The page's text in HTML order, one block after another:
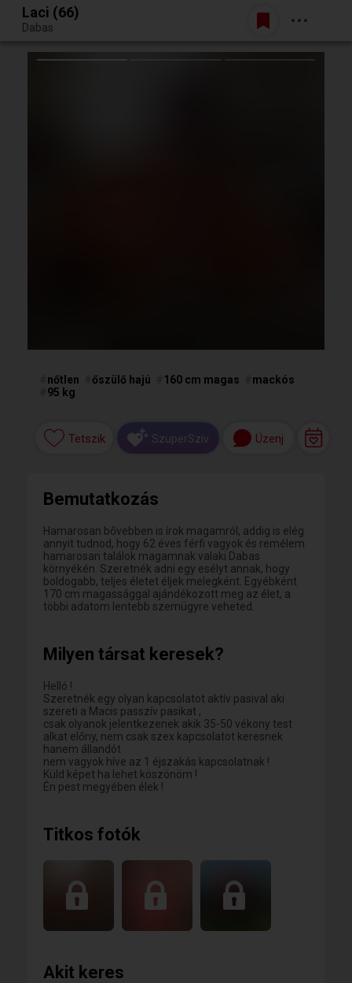
Egy jó randiból bármi lehet.
Belépés
Laci (66)
Dabas
nőtlen őszülő hajú 160 cm magas
mackós
95 kg
Tetszik SzuperSzív Üzenj
Bemutatkozás
Hamarosan bővebben is írok magamról, addig is elég
annyit tudnod, hogy 62 éves férfi vagyok és remélem
hamarosan találok magamnak valaki Dabas
környékén. Szeretnék adni egy esélyt annak, hogy
boldogabb, teljes életet éljek melegként. Egyébként
170 cm magassággal ajándékozott meg az élet, a
többi adatom lentebb szemügyre veheted.
Milyen társat keresek?
Helló !
Szeretnék egy olyan kapcsolatot aktív pasival aki
szereti a Macis passzív pasikat ,
csak olyanok jelentkezenek akik 35-50 vékony test
alkat előny, nem csak szex kapcsolatot keresnek
hanem állandót
nem vagyok híve az 1 éjszakás kapcsolatnak !
Küld képet ha lehet köszönöm !
Én pest megyében élek !
Titkos fotók
Akit keres